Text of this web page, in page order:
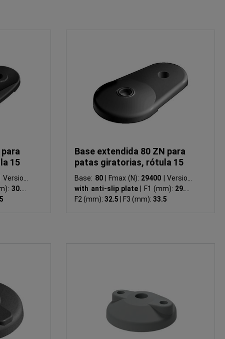
15
Version:
30.5
Base extendida 80 ZN para
patas giratorias, rótula 15
Base: 80 Fmax (N): 29400
Version:
with anti-slip plate
F1 (mm): 29.5
F2 (mm):32.5 F3 (mm):33.5